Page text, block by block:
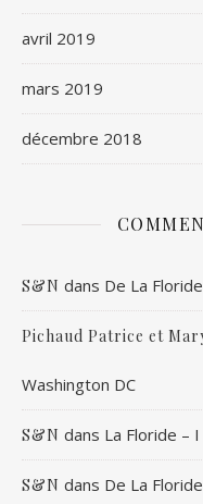
avril 2019
mars 2019
décembre 2018
S&N dans De La
Pichaud Patrice et
Washington DC
S&N dans La Floride – I
S&N dans De La